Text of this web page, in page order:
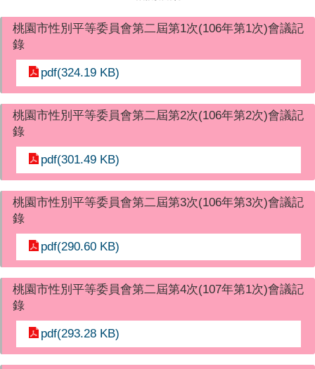
桃園市性別平等委員會第二屆第1次(106年第1次)會議記
錄
pdf(324.19 KB)
桃園市性別平等委員會第二屆第2次(106年第2次)會議記
錄
pdf(301.49 KB)
桃園市性別平等委員會第二屆第3次(106年第3次)會議記
錄
pdf(290.60 KB)
桃園市性別平等委員會第二屆第4次(107年第1次)會議記
錄
pdf(293.28 KB)